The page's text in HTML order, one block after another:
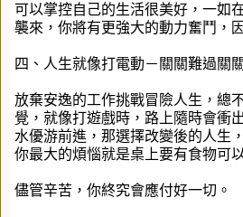
可以掌控自己的生活很美好，一如
襲來，你將有更強大的動力奮鬥，
四、人生就像打電動－關關難過關
放棄安逸的工作挑戰冒險人生，總
覺，就像打遊戲時，路上隨時會衝
水優游前進，那選擇改變後的人生
你最大的煩惱就是桌上要有食物可
儘管辛苦，你終究會應付好一切。